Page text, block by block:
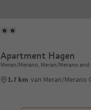
Apartment Hagen
Meran/Merano, Meran/Merano
1.7 km van Meran/Merano